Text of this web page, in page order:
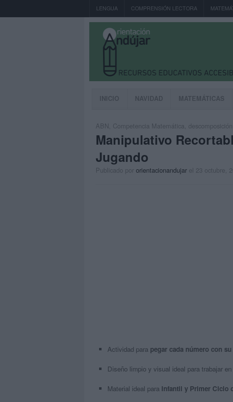
LENGUA COMPRENSIÓN LECTORA
INICIO NAVIDAD MATEMÁTICAS
ABN Competencia Matemática
Manipulativo
Jugando
Publicado por orientacionandujar el 23 octubre,
Actividad para pegar cada número con
Diseño limpio y visual ideal para trabajar
Material ideal para Infantil y Primer Ciclo